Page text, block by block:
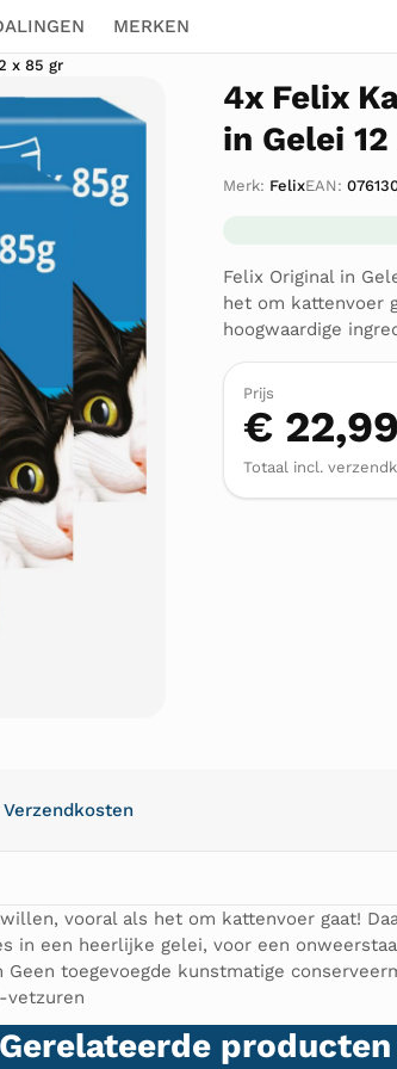
MERKEN
x 85 gr
4x Felix
in Gelei
Merk: FelixEAN:
Felix Original in
het om kattenvoer
hoogwaardige
Prijs
€ 22,99
Totaal incl.
Verzendkosten
vooral als het om kattenvoer gaat!
in een heerlijke gelei, voor een
toegevoegde kunstmatige
vetzuren
Gerelateerde producten